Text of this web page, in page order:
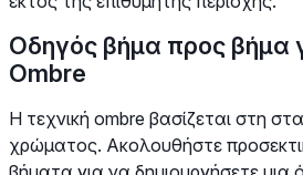
Οδηγός βήμα προς βήμα
Ombre
Η τεχνική ombre βασίζεται στη
χρώματος. Ακολουθήστε